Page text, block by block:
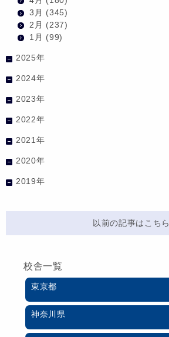
3月 (345)
2月 (237)
1月 (99)
2025年
2024年
2023年
2022年
2021年
2020年
2019年
以前の記事はこちら
校舎一覧
東京都
神奈川県